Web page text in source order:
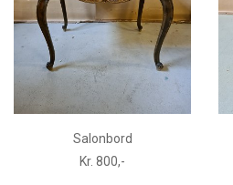
Salonbord
Kr. 800,-